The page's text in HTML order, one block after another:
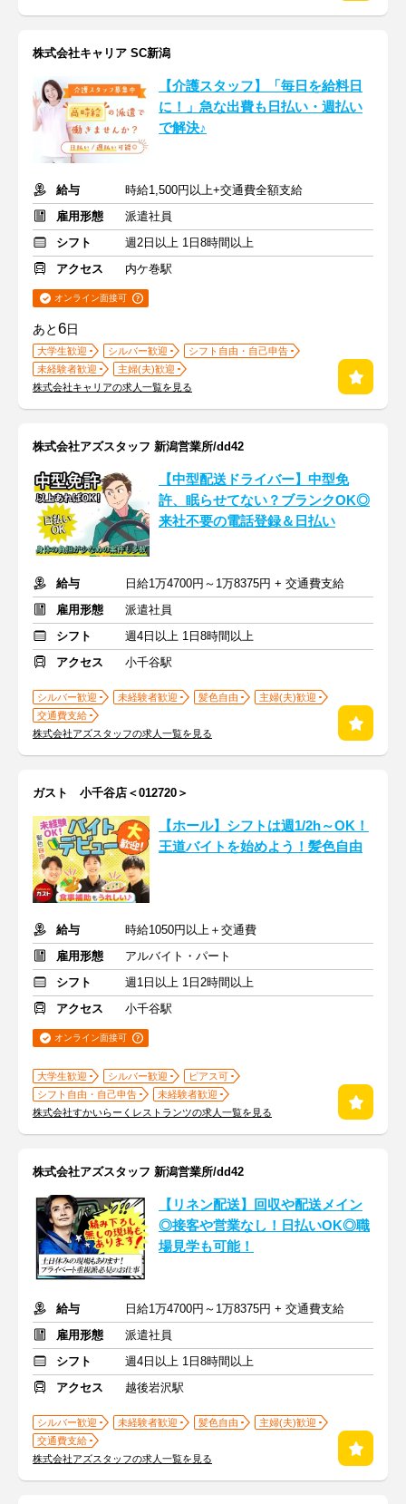
株式会社キャリア SC新潟
【介護スタッフ】「毎日を給料日
に！」急な出費も日払い・週払い
で解決♪
給与
時給1,500円以上+交通費全額支給
雇用形態
派遣社員
シフト
週2日以上 1日8時間以上
アクセス
内ケ巻駅
オンライン面接可
あと6日
大学生歓迎 シルバー歓迎
シフト自由・自己申告
未経験者歓迎
主婦(夫)歓迎
株式会社キャリアの求人一覧を見る
株式会社アズスタッフ 新潟営業所/dd42
【中型配送ドライバー】中型免
許、眠らせてない？ブランクOK◎
来社不要の電話登録＆日払い
給与
日給1万4700円～1万8375円 + 交通費支給
雇用形態
派遣社員
シフト
週4日以上 1日8時間以上
アクセス
小千谷駅
シルバー歓迎 未経験者歓迎 髪色自由
主婦(夫)歓迎
交通費支給
株式会社アズスタッフの求人一覧を見る
ガスト 小千谷店＜012720＞
【ホール】シフトは週1/2h～OK！
王道バイトを始めよう！髪色自由
給与
時給1050円以上＋交通費
雇用形態
アルバイト・パート
シフト
週1日以上 1日2時間以上
アクセス
小千谷駅
オンライン面接可
大学生歓迎 シルバー歓迎
ピアス可
シフト自由・自己申告
未経験者歓迎
株式会社すかいらーくレストランツの求人一覧を見る
株式会社アズスタッフ 新潟営業所/dd42
【リネン配送】回収や配送メイン
◎接客や営業なし！日払いOK◎職
場見学も可能！
給与
日給1万4700円～1万8375円 + 交通費支給
雇用形態
派遣社員
シフト
週4日以上 1日8時間以上
アクセス
越後岩沢駅
シルバー歓迎 未経験者歓迎 髪色自由
主婦(夫)歓迎
交通費支給
株式会社アズスタッフの求人一覧を見る